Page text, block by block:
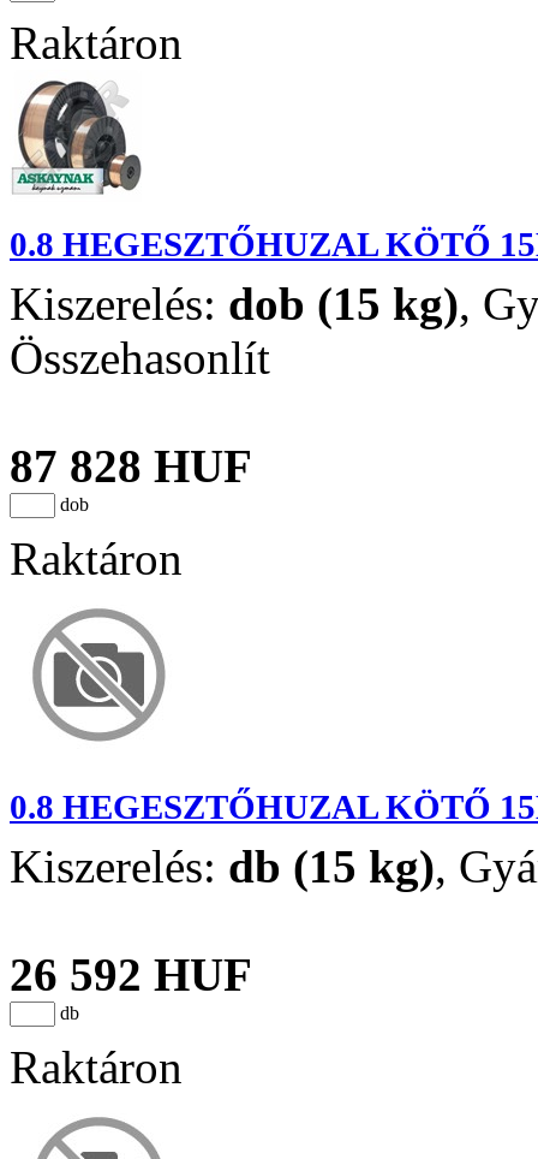
Raktáron
0.8 HEGESZTŐHUZAL KÖTŐ
Kiszerelés: dob (15 kg),
Összehasonlít
87 828 HUF
dob
Raktáron
0.8 HEGESZTŐHUZAL KÖTŐ
Kiszerelés: db (15 kg),
26 592 HUF
db
Raktáron